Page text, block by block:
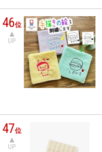
46位
UP
47位
UP